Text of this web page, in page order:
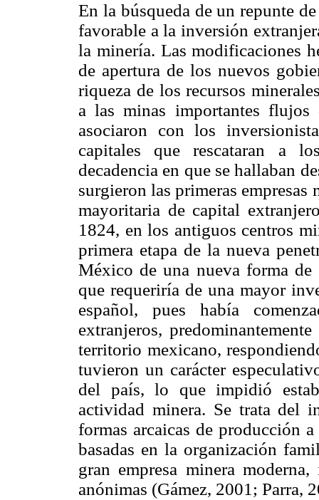
En la búsqueda de un repunte
favorable a la inversión
la minería. Las modificaciones
de apertura de los nuevos
riqueza de los recursos
a las minas importantes
asociaron con los
capitales que rescataran a
decadencia en que se hallaban
surgieron las primeras
mayoritaria de capital
1824, en los antiguos centros
primera etapa de la nueva
México de una nueva forma
que requeriría de una mayor
español, pues había
extranjeros,
territorio mexicano,
tuvieron un carácter
del país, lo que impidió
actividad minera. Se trata del
formas arcaicas de producción
basadas en la organización
gran empresa minera
anónimas (Gámez, 2001; Parra,